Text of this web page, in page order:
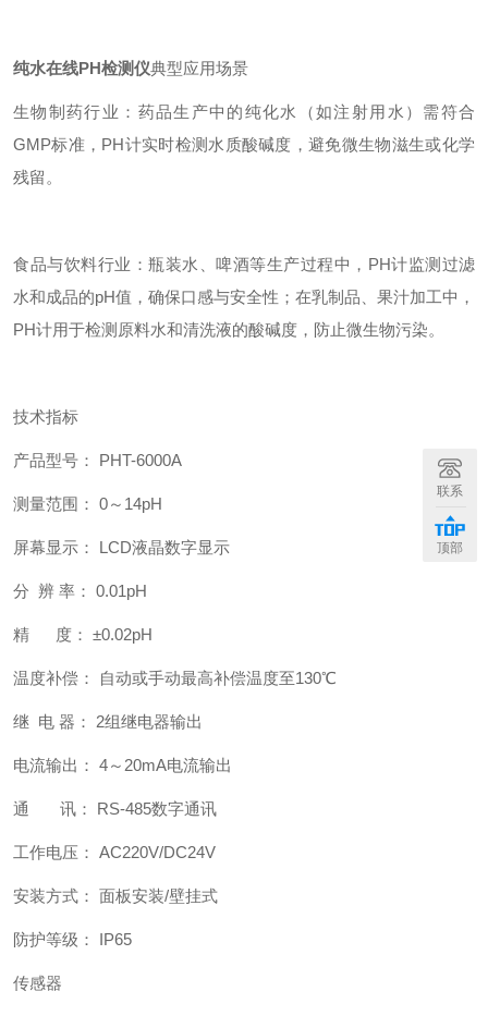
纯水在线PH检测仪典型应用场景
生物制药行业：药品生产中的纯化水（如注射用水）需符合
GMP标准，PH计实时检测水质酸碱度，避免微生物滋生或化学
残留。
食品与饮料行业：瓶装水、啤酒等生产过程中，PH计监测过滤
水和成品的pH值，确保口感与安全性；在乳制品、果汁加工中，
PH计用于检测原料水和清洗液的酸碱度，防止微生物污染。
技术指标
产品型号： PHT-6000A
测量范围： 0～14pH
屏幕显示： LCD液晶数字显示
分 辨 率： 0.01pH
精 度： ±0.02pH
温度补偿： 自动或手动最高补偿温度至130℃
继 电 器： 2组继电器输出
电流输出： 4～20mA电流输出
通 讯： RS-485数字通讯
工作电压： AC220V/DC24V
安装方式： 面板安装/壁挂式
防护等级： IP65
传感器
联系
顶部